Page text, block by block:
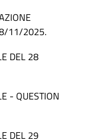
11/2025.
DEL 28
- QUESTION
DEL 29